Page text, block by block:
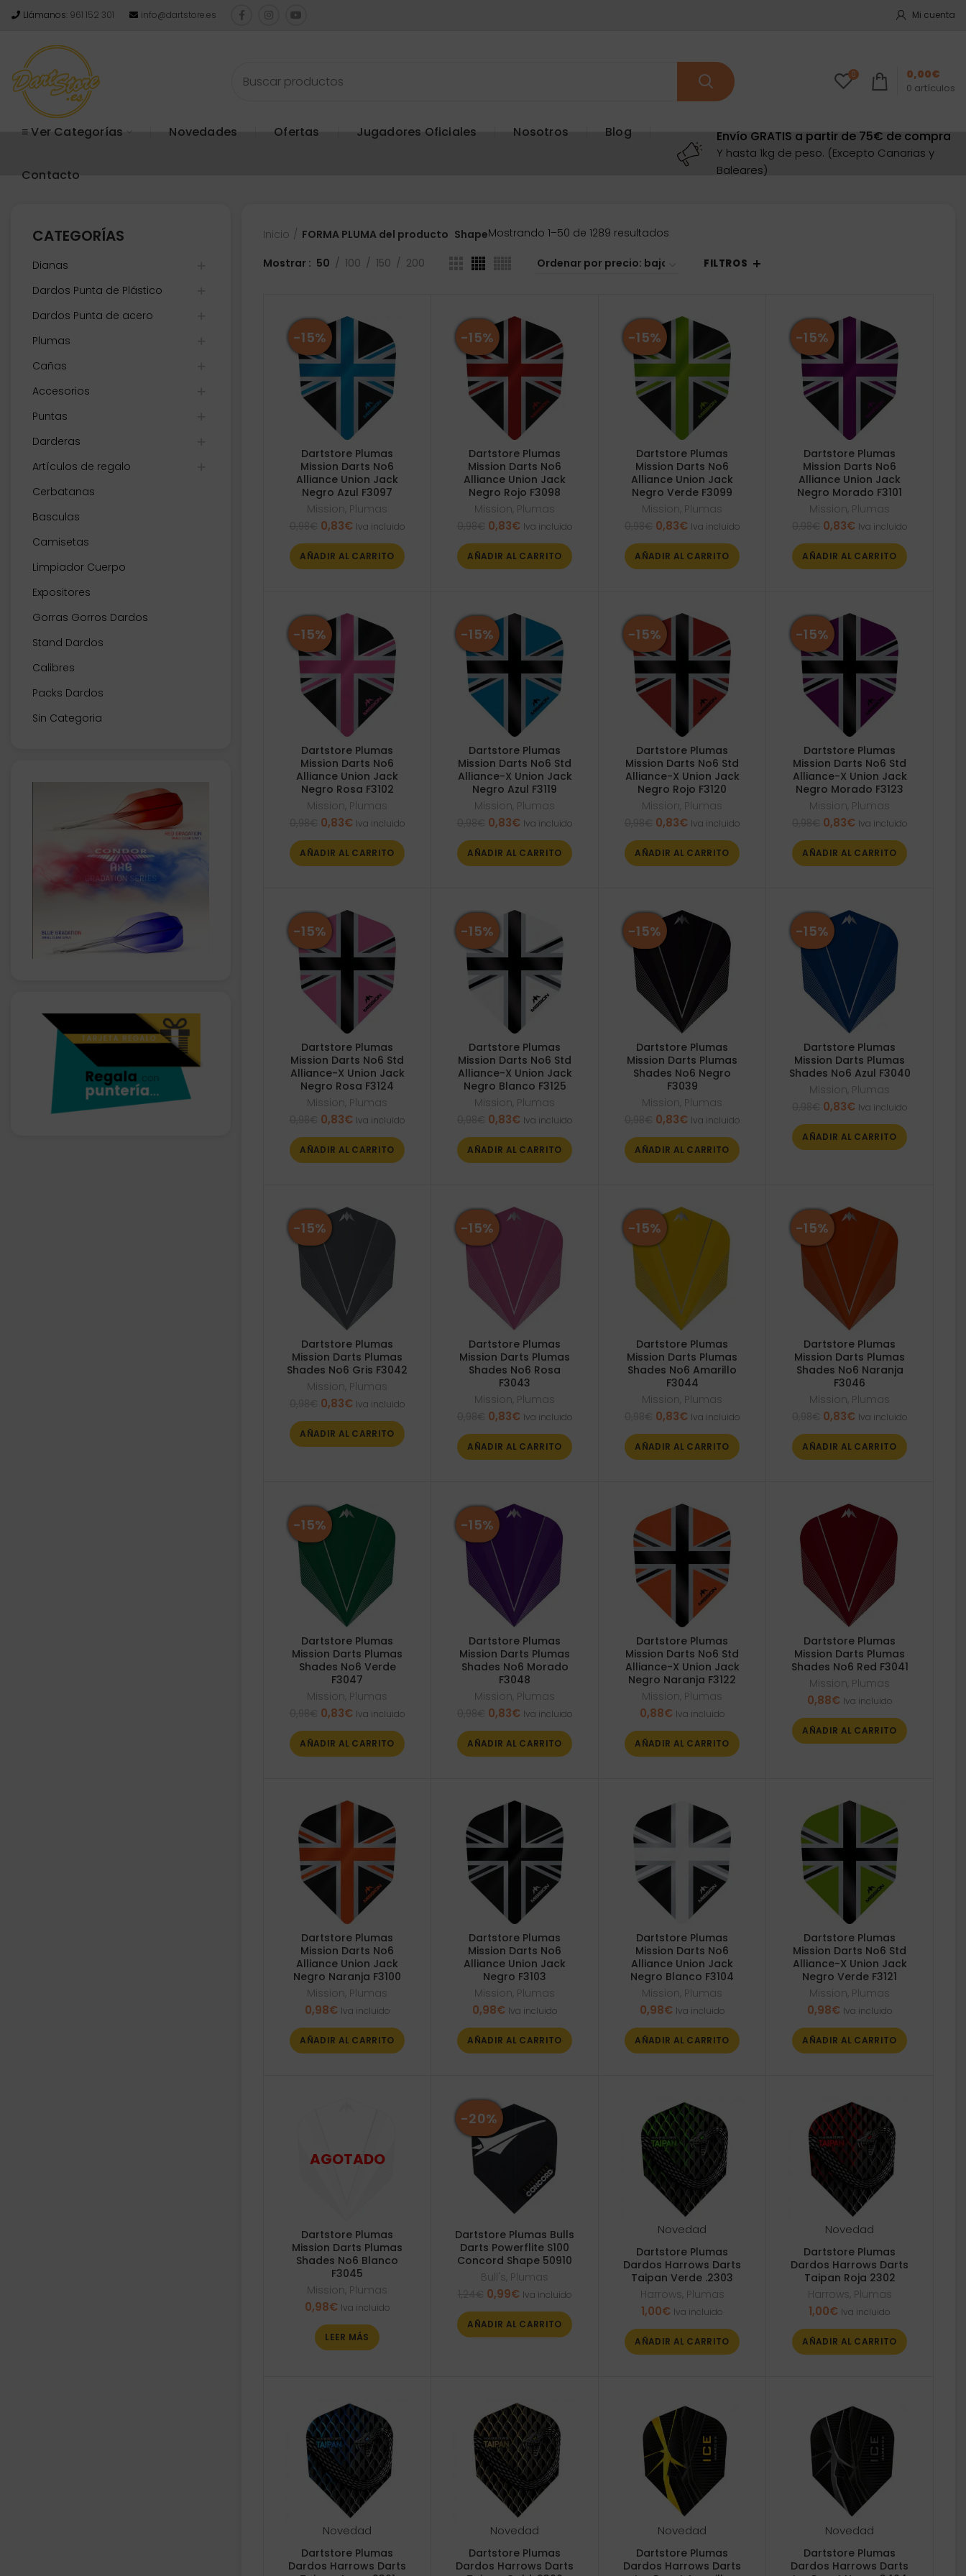
Llámanos: 961 152 301 info@dartstore.es Mi cuenta
0
0 artículos
0,00€
≡ Ver Categorías Novedades Ofertas Jugadores Oficiales Nosotros Blog
Contacto
Envío GRATIS a partir de 75€ de compra
Y hasta 1kg de peso. (Excepto Canarias y
Baleares)
CATEGORÍAS
Dianas
Dardos Punta de Plástico
Dardos Punta de acero
Plumas
Cañas
Accesorios
Puntas
Darderas
Artículos de regalo
Cerbatanas
Basculas
Camisetas
Limpiador Cuerpo
Expositores
Gorras Gorros Dardos
Stand Dardos
Calibres
Packs Dardos
Sin Categoria
Inicio FORMA PLUMA del producto ShapeMostrando 1–50 de 1289 resultados
Mostrar 50 100 150 200 FILTROS
-15%
Dartstore Plumas
Mission Darts No6
Alliance Union Jack
Negro Azul F3097
Mission, Plumas
El
original
era:
0,83€El
actual
es:
Iva incluido
AÑADIR AL CARRITO
-15%
Dartstore Plumas
Mission Darts No6
Alliance Union Jack
Negro Rojo F3098
Mission, Plumas
El
original
era:
0,83€El
actual
es:
Iva incluido
AÑADIR AL CARRITO
-15%
Dartstore Plumas
Mission Darts No6
Alliance Union Jack
Negro Verde F3099
Mission, Plumas
El
original
era:
0,83€El
actual
es:
Iva incluido
AÑADIR AL CARRITO
-15%
Dartstore Plumas
Mission Darts No6
Alliance Union Jack
Negro Morado F3101
Mission, Plumas
El
original
era:
0,83€El
actual
es:
Iva incluido
AÑADIR AL CARRITO
-15%
Dartstore Plumas
Mission Darts No6
Alliance Union Jack
Negro Rosa F3102
Mission, Plumas
El
original
era:
0,83€El
actual
es:
Iva incluido
AÑADIR AL CARRITO
-15%
Dartstore Plumas
Mission Darts No6 Std
Alliance-X Union Jack
Negro Azul F3119
Mission, Plumas
El
original
era:
0,83€El
actual
es:
Iva incluido
AÑADIR AL CARRITO
-15%
Dartstore Plumas
Mission Darts No6 Std
Alliance-X Union Jack
Negro Rojo F3120
Mission, Plumas
El
original
era:
0,83€El
actual
es:
Iva incluido
AÑADIR AL CARRITO
-15%
Dartstore Plumas
Mission Darts No6 Std
Alliance-X Union Jack
Negro Morado F3123
Mission, Plumas
El
original
era:
0,83€El
actual
es:
Iva incluido
AÑADIR AL CARRITO
-15%
Dartstore Plumas
Mission Darts No6 Std
Alliance-X Union Jack
Negro Rosa F3124
Mission, Plumas
El
original
era:
0,83€El
actual
es:
Iva incluido
AÑADIR AL CARRITO
-15%
Dartstore Plumas
Mission Darts No6 Std
Alliance-X Union Jack
Negro Blanco F3125
Mission, Plumas
El
original
era:
0,83€El
actual
es:
Iva incluido
AÑADIR AL CARRITO
-15%
Dartstore Plumas
Mission Darts Plumas
Shades No6 Negro
F3039
Mission, Plumas
El
original
era:
0,83€El
actual
es:
Iva incluido
AÑADIR AL CARRITO
-15%
Dartstore Plumas
Mission Darts Plumas
Shades No6 Azul F3040
Mission, Plumas
El
original
era:
0,83€El
actual
es:
Iva incluido
AÑADIR AL CARRITO
-15%
Dartstore Plumas
Mission Darts Plumas
Shades No6 Gris F3042
Mission, Plumas
El
original
era:
0,83€El
actual
es:
Iva incluido
AÑADIR AL CARRITO
-15%
Dartstore Plumas
Mission Darts Plumas
Shades No6 Rosa
F3043
Mission, Plumas
El
original
era:
0,83€El
actual
es:
Iva incluido
AÑADIR AL CARRITO
-15%
Dartstore Plumas
Mission Darts Plumas
Shades No6 Amarillo
F3044
Mission, Plumas
El
original
era:
0,83€El
actual
es:
Iva incluido
AÑADIR AL CARRITO
-15%
Dartstore Plumas
Mission Darts Plumas
Shades No6 Naranja
F3046
Mission, Plumas
El
original
era:
0,83€El
actual
es:
Iva incluido
AÑADIR AL CARRITO
-15%
Dartstore Plumas
Mission Darts Plumas
Shades No6 Verde
F3047
Mission, Plumas
El
original
era:
0,83€El
actual
es:
Iva incluido
AÑADIR AL CARRITO
-15%
Dartstore Plumas
Mission Darts Plumas
Shades No6 Morado
F3048
Mission, Plumas
El
original
era:
0,83€El
actual
es:
Iva incluido
AÑADIR AL CARRITO
Dartstore Plumas
Mission Darts No6 Std
Alliance-X Union Jack
Negro Naranja F3122
Mission, Plumas
0,88€ Iva incluido
AÑADIR AL CARRITO
Dartstore Plumas
Mission Darts Plumas
Shades No6 Red F3041
Mission, Plumas
0,88€ Iva incluido
AÑADIR AL CARRITO
Dartstore Plumas
Mission Darts No6
Alliance Union Jack
Negro Naranja F3100
Mission, Plumas
0,98€ Iva incluido
AÑADIR AL CARRITO
Dartstore Plumas
Mission Darts No6
Alliance Union Jack
Negro F3103
Mission, Plumas
0,98€ Iva incluido
AÑADIR AL CARRITO
Dartstore Plumas
Mission Darts No6
Alliance Union Jack
Negro Blanco F3104
Mission, Plumas
0,98€ Iva incluido
AÑADIR AL CARRITO
Dartstore Plumas
Mission Darts No6 Std
Alliance-X Union Jack
Negro Verde F3121
Mission, Plumas
0,98€ Iva incluido
AÑADIR AL CARRITO
Dartstore Plumas
Mission Darts Plumas
Shades No6 Blanco
F3045
Mission, Plumas
0,98€ Iva incluido
LEER MÁS
-20%
Dartstore Plumas Bulls
Darts Powerflite S100
Concord Shape 50910
Bull's, Plumas
El
original
era:
0,99€El
actual
es:
Iva incluido
AÑADIR AL CARRITO
Novedad
Dartstore Plumas
Dardos Harrows Darts
Taipan Verde .2303
Harrows, Plumas
1,00€ Iva incluido
AÑADIR AL CARRITO
Novedad
Dartstore Plumas
Dardos Harrows Darts
Taipan Roja 2302
Harrows, Plumas
1,00€ Iva incluido
AÑADIR AL CARRITO
Novedad
Dartstore Plumas
Dardos Harrows Darts
Novedad
Dartstore Plumas
Dardos Harrows Darts
Novedad
Dartstore Plumas
Dardos Harrows Darts
Novedad
Dartstore Plumas
Dardos Harrows Darts